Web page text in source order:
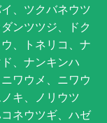
、ツクバネウツ
ンツツジ、ドク
、トネリコ、ナ
、ナンキンハ
ワウメ、ニワウ
キ、ノリウツ
ネウツギ、ハゼ